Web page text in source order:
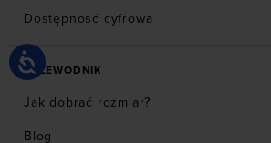
Dostępność cyfrowa
PRZEWODNIK
Jak dobrać rozmiar?
Blog